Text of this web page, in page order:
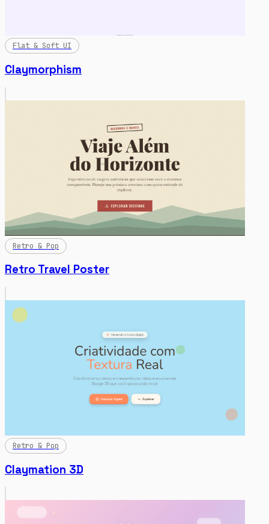
Flat & Soft UI
Claymorphism
Retro & Pop
Retro Travel Poster
Retro & Pop
Claymation 3D